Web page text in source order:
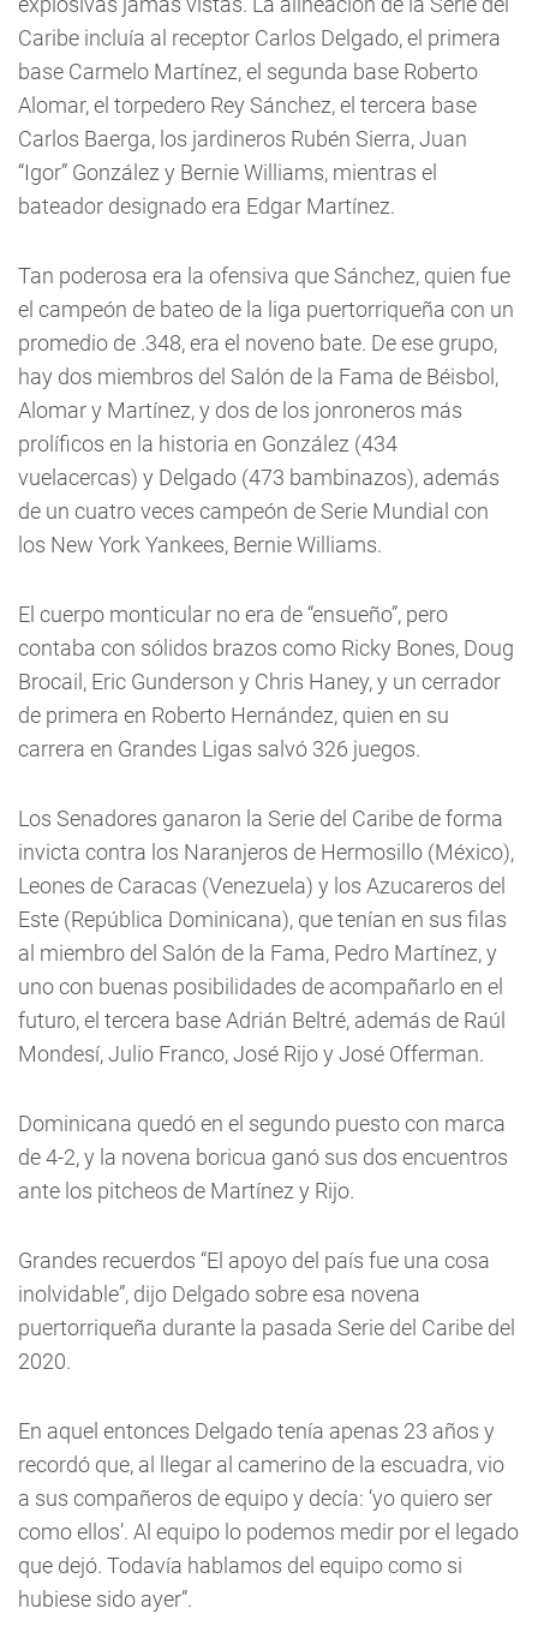
Caribe incluía al receptor Carlos Delgado, el primera
base Carmelo Martínez, el segunda base Roberto
Alomar, el torpedero Rey Sánchez, el tercera base
Carlos Baerga, los jardineros Rubén Sierra, Juan
“Igor” González y Bernie Williams, mientras el
bateador designado era Edgar Martínez.
Tan poderosa era la ofensiva que Sánchez, quien fue
el campeón de bateo de la liga puertorriqueña con un
promedio de .348, era el noveno bate. De ese grupo,
hay dos miembros del Salón de la Fama de Béisbol,
Alomar y Martínez, y dos de los jonroneros más
prolíficos en la historia en González (434
vuelacercas) y Delgado (473 bambinazos), además
de un cuatro veces campeón de Serie Mundial con
los New York Yankees, Bernie Williams.
El cuerpo monticular no era de “ensueño”, pero
contaba con sólidos brazos como Ricky Bones, Doug
Brocail, Eric Gunderson y Chris Haney, y un cerrador
de primera en Roberto Hernández, quien en su
carrera en Grandes Ligas salvó 326 juegos.
Los Senadores ganaron la Serie del Caribe de forma
invicta contra los Naranjeros de Hermosillo (México),
Leones de Caracas (Venezuela) y los Azucareros del
Este (República Dominicana), que tenían en sus filas
al miembro del Salón de la Fama, Pedro Martínez, y
uno con buenas posibilidades de acompañarlo en el
futuro, el tercera base Adrián Beltré, además de Raúl
Mondesí, Julio Franco, José Rijo y José Offerman.
Dominicana quedó en el segundo puesto con marca
de 4-2, y la novena boricua ganó sus dos encuentros
ante los pitcheos de Martínez y Rijo.
Grandes recuerdos “El apoyo del país fue una cosa
inolvidable”, dijo Delgado sobre esa novena
puertorriqueña durante la pasada Serie del Caribe del
2020.
En aquel entonces Delgado tenía apenas 23 años y
recordó que, al llegar al camerino de la escuadra, vio
a sus compañeros de equipo y decía: ‘yo quiero ser
como ellos’. Al equipo lo podemos medir por el legado
que dejó. Todavía hablamos del equipo como si
hubiese sido ayer”.